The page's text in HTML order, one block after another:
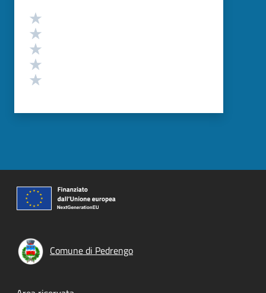
Valutazione
Comune di Pedrengo